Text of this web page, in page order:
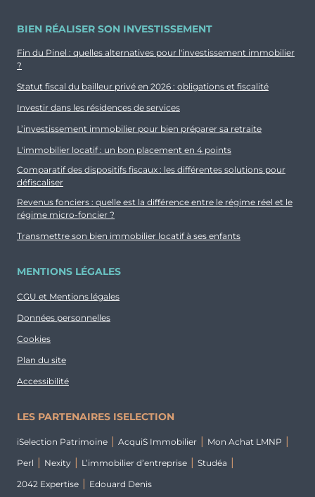
BIEN RÉALISER SON INVESTISSEMENT
Fin du Pinel : quelles alternatives pour l'investissement immobilier
?
Statut fiscal du bailleur privé en 2026 : obligations et fiscalité
Investir dans les résidences de services
L’investissement immobilier pour bien préparer sa retraite
L'immobilier locatif : un bon placement en 4 points
Comparatif des dispositifs fiscaux : les différentes solutions pour
défiscaliser
Revenus fonciers : quelle est la différence entre le régime réel et le
régime micro-foncier ?
Transmettre son bien immobilier locatif à ses enfants
MENTIONS LÉGALES
CGU et Mentions légales
Données personnelles
Cookies
Plan du site
Accessibilité
LES PARTENAIRES ISELECTION
iSelection Patrimoine AcquiS Immobilier
Mon Achat LMNP
Perl
Nexity L’immobilier d’entreprise
Studéa
2042 Expertise
Edouard Denis